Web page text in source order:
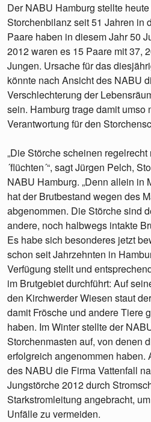
Der NABU Hamburg stellte
Storchenbilanz seit 51 Jahren in
Paare haben in diesem Jahr 50
2012 waren es 15 Paare mit 37,
Jungen. Ursache für das
könnte nach Ansicht des NABU
Verschlechterung der
sein. Hamburg trage damit umso
Verantwortung für den
„Die Störche scheinen
´flüchten´“, sagt Jürgen Pelch,
NABU Hamburg. „Denn allein in
hat der Brutbestand wegen des
abgenommen. Die Störche sind
andere, noch halbwegs intakte
Es habe sich besonderes jetzt
schon seit Jahrzehnten in
Verfügung stellt und
im Brutgebiet durchführt: Auf
den Kirchwerder Wiesen staut
damit Frösche und andere Tiere
haben. Im Winter stellte der
Storchenmasten auf, von denen
erfolgreich angenommen haben.
des NABU die Firma Vattenfall
Jungstörche 2012 durch
Starkstromleitung angebracht,
Unfälle zu vermeiden.